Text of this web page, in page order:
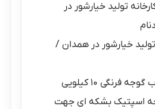
تولید خیارشور در
تولید خیارشور در همدان /
فرنگی ۱۰ کیلویی
اسپتیک بشکه ای جهت